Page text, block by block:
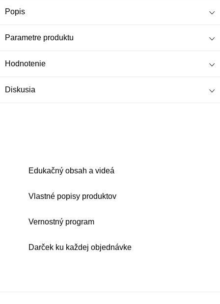
Popis
Parametre produktu
Hodnotenie
Diskusia
Edukačný obsah a videá
Vlastné popisy produktov
Vernostný program
Darček ku každej objednávke